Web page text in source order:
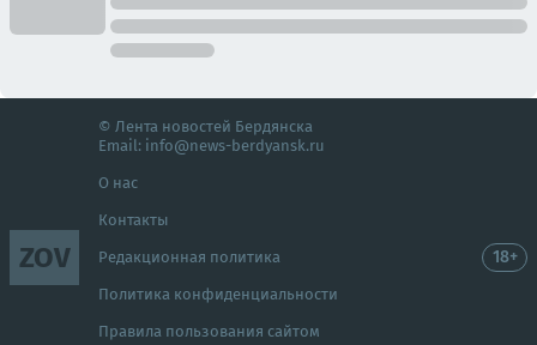
ZOV
© Лента новостей Бердянска
Email: info@news-berdyansk.ru
О нас
Контакты
Редакционная политика
Политика конфиденциальности
Правила пользования сайтом
18+